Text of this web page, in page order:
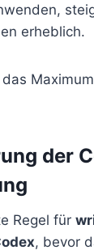
erheblich.
das
der
Regel für
, bevor